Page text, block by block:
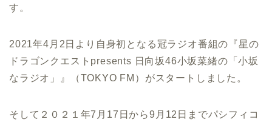
す。
2021年4月2日より自身初となる冠ラジオ番組の『星の
ドラゴンクエストpresents 日向坂46小坂菜緒の「小坂
なラジオ」』（TOKYO FM）がスタートしました。
そして２０２１年7月17日から9月12日までパシフィコ